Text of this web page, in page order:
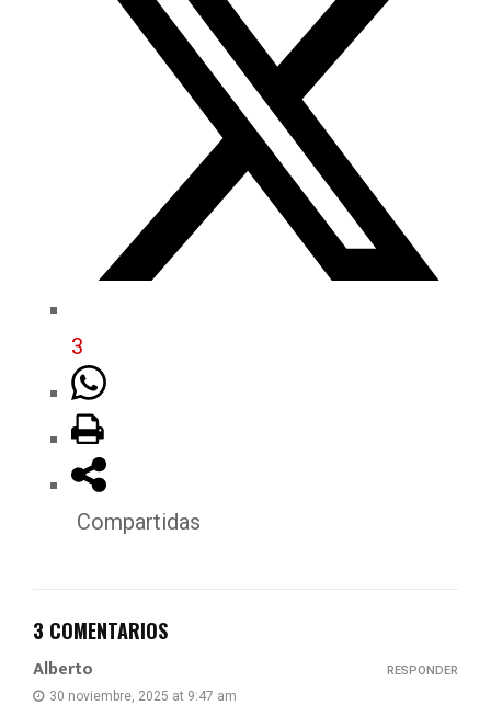
3
Compartidas
3 COMENTARIOS
Alberto
30 noviembre, 2025 at 9:47 am
RESPONDER